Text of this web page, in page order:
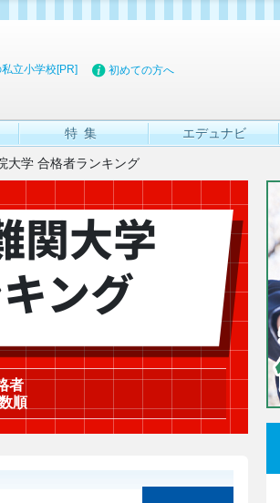
立小学校[PR] 初めての方へ
特集 エデュナビ
大学 合格者ランキング
関大学
ング
者
順